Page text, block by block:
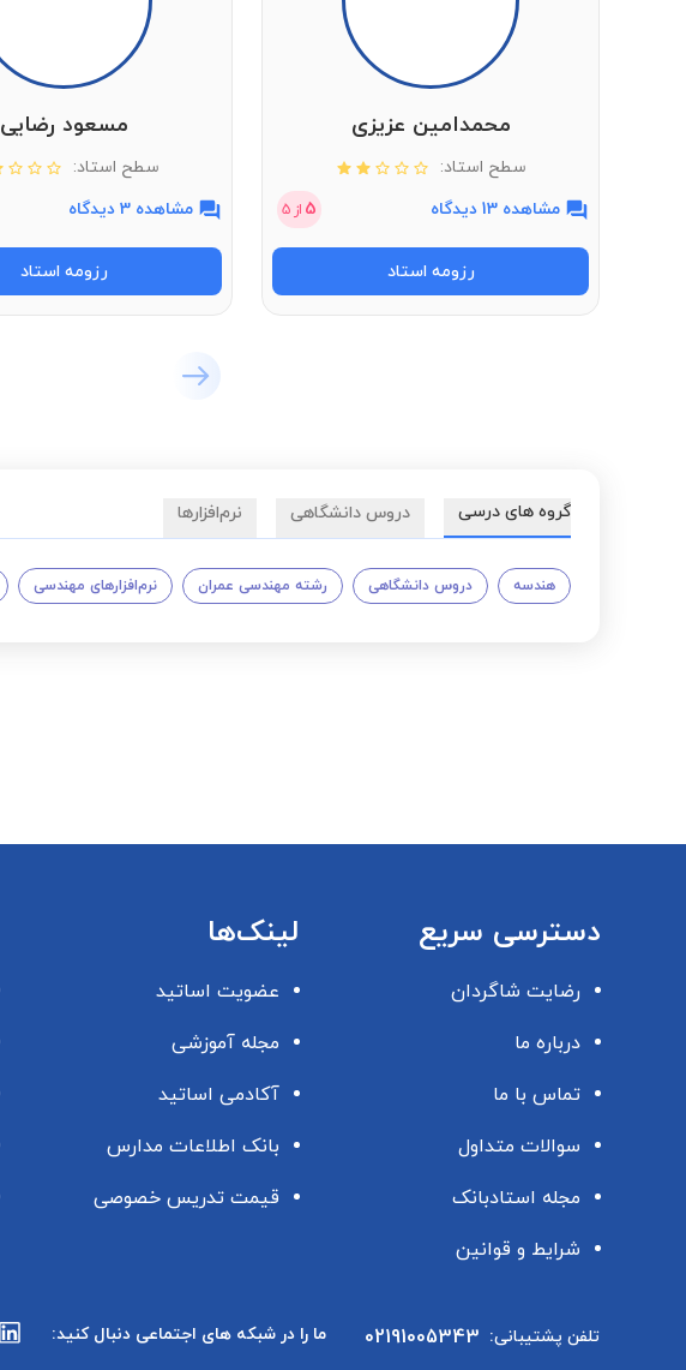
محمدامین عزیزی
سطح استاد:
مشاهده 13 دیدگاه
5 از 5
رزومه استاد
مسعود رضایی
سطح استاد:
مشاهده 3 دیدگاه
رزومه استاد
گروه های درسی دروس دانشگاهی نرم‌افزارها
هندسه دروس دانشگاهی رشته مهندسی عمران نرم‌افزارهای مهندسی
دسترسی سریع
رضایت شاگردان
درباره ما
تماس با ما
سوالات متداول
مجله استادبانک
شرایط و قوانین
لینک‌ها
عضویت اساتید
مجله آموزشی
آکادمی اساتید
بانک اطلاعات مدارس
قیمت تدریس خصوصی
تلفن پشتیبانی: 02191005343 ما را در شبکه های اجتماعی دنبال کنید: